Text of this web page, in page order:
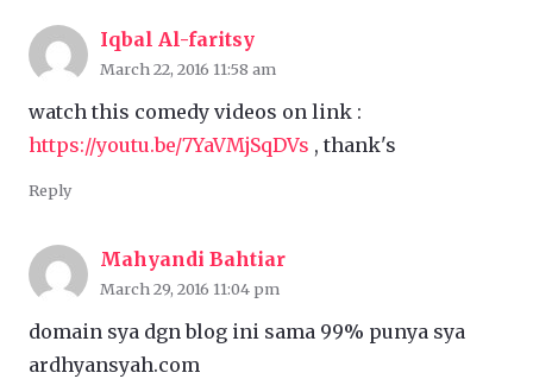
Iqbal Al-faritsy
March 22, 2016 11:58 am
watch this comedy videos on link :
https://youtu.be/7YaVMjSqDVs , thank's
Reply
Mahyandi Bahtiar
March 29, 2016 11:04 pm
domain sya dgn blog ini sama 99% punya sya
ardhyansyah.com